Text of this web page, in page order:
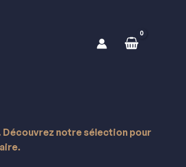
Découvrez notre sélection pour